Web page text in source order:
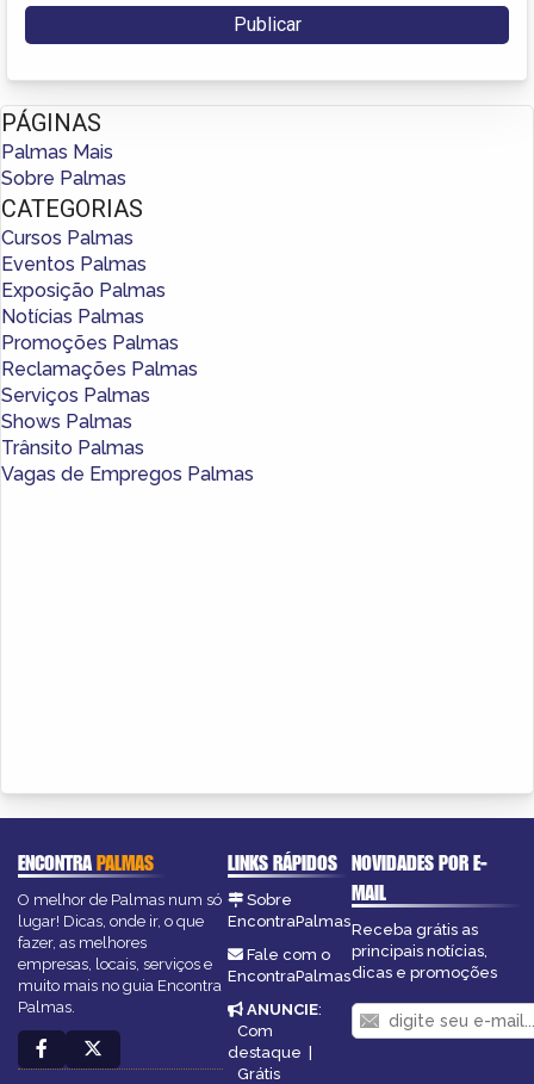
PÁGINAS
Palmas Mais
Sobre Palmas
CATEGORIAS
Cursos Palmas
Eventos Palmas
Exposição Palmas
Notícias Palmas
Promoções Palmas
Reclamações Palmas
Serviços Palmas
Shows Palmas
Trânsito Palmas
Vagas de Empregos Palmas
ENCONTRAPALMAS
O melhor de Palmas num só
lugar! Dicas, onde ir, o que
fazer, as melhores
empresas, locais, serviços e
muito mais no guia Encontra
Palmas.
LINKS RÁPIDOS
Sobre
EncontraPalmas
Fale com o
EncontraPalmas
ANUNCIE:
Com
destaque |
Grátis
NOVIDADES POR E-
MAIL
Receba grátis as
principais notícias,
dicas e promoções